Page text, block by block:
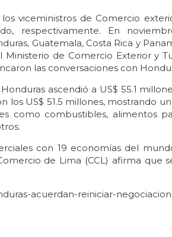
viceministros de Comercio
respectivamente. En
Guatemala, Costa Rica y
de Comercio Exterior y
las conversaciones con
ascendió a US$ 55.1
los US$ 51.5 millones, mostrando
como combustibles, alimentos
con 19 economías del
de Lima (CCL) afirma que
acuerdan-reiniciar-